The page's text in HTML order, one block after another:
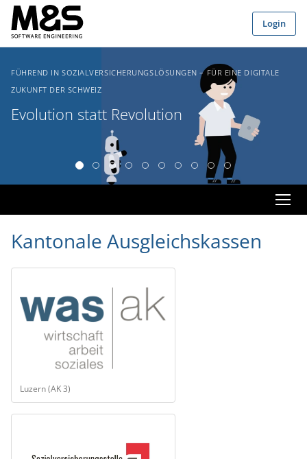
Zum Hauptinhalt springen
Login
FÜHREND IN SOZIALVERSICHERUNGSLÖSUNGEN – FÜR EINE DIGITALE
ZUKUNFT DER SCHWEIZ
Evolution statt Revolution
Kantonale Ausgleichskassen
Luzern (AK 3)